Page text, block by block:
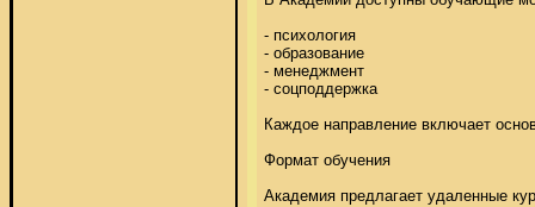
- психология
- образование
- менеджмент
- соцподдержка
Каждое направление включает
Формат обучения
Академия предлагает удаленные